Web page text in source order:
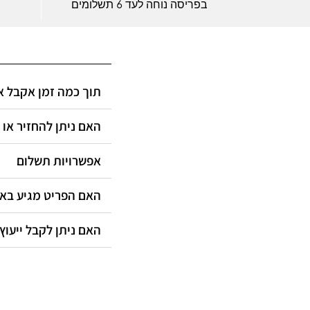
בפריסה נוחה לעד 6 תשלומים
תוך כמה זמן אקבל
האם ניתן להחזיר
אפשרויות תשלום
האם הפריט מגיע
האם ניתן לקבל